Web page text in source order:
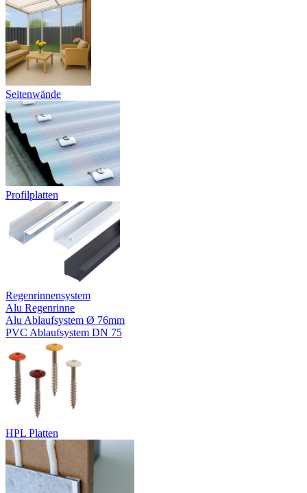
Seitenwände
Profilplatten
Regenrinnensystem
Alu Regenrinne
Alu Ablaufsystem Ø 76mm
PVC Ablaufsystem DN 75
HPL Platten